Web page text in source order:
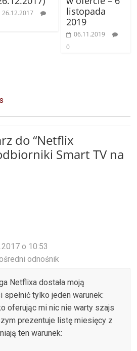
26.12.2017
listopada
2019
06.11.2019
0
do “Netflix
Smart TV na
o 10:53
odnośnik
Netflixa dostała moją
spełnić tylko jeden warunek:
oferując mi nic nie warty szajs
prezentuje listę miesięcy z
ten warunek: